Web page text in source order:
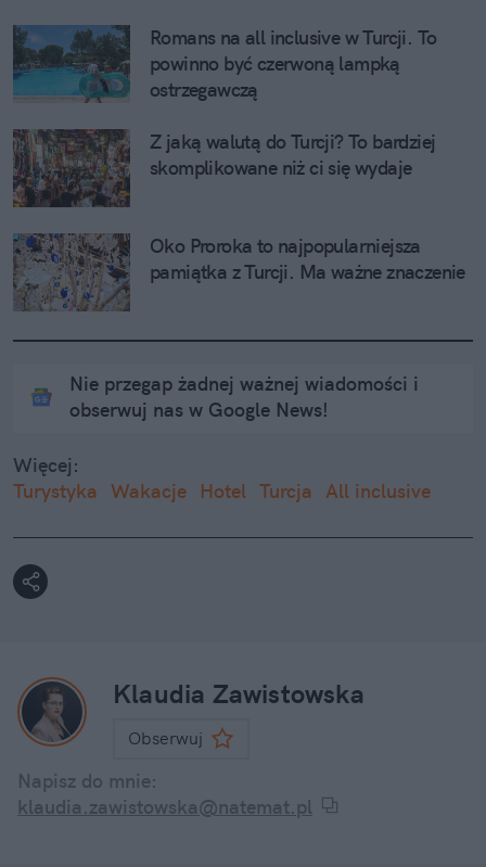
Romans na all inclusive w Turcji. To
powinno być czerwoną lampką
ostrzegawczą
Z jaką walutą do Turcji? To bardziej
skomplikowane niż ci się wydaje
Oko Proroka to najpopularniejsza
pamiątka z Turcji. Ma ważne znaczenie
Nie przegap żadnej ważnej wiadomości i
obserwuj nas w Google News!
Więcej:
Turystyka Wakacje Hotel Turcja All inclusive
Klaudia Zawistowska
Obserwuj
Napisz do mnie:
klaudia.zawistowska@natemat.pl